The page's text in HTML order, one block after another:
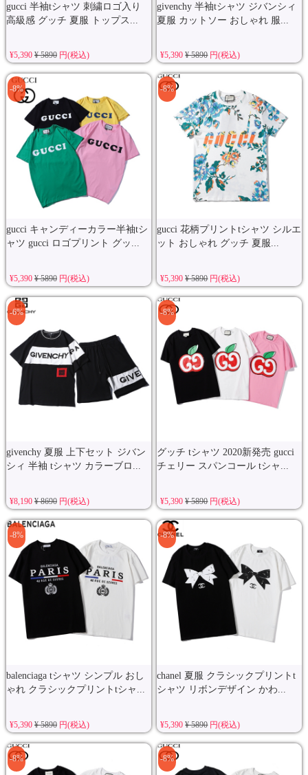
gucci 半袖tシャツ 刺繍ロゴ入り
高級感 グッチ 夏服 トップス...
¥5,390 ¥ 5890円(税込)
givenchy 半袖tシャツ ジバンシィ
夏服 カットソー おしゃれ 服...
¥5,390¥ 5890円(税込)
gucci キャンディーカラー半袖tシ
ャツ gucci ロゴプリント グッ...
-8%
¥5,390 ¥ 5890円(税込)
gucci 花柄プリントtシャツ シルエ
ット おしゃれ グッチ 夏服...
-8%
¥5,390¥ 5890円(税込)
givenchy 夏服 上下セット ジバン
シィ 半袖 tシャツ カラーブロ...
-6%
¥8,190 ¥ 8690円(税込)
グッチ tシャツ 2020新発売 gucci
チェリー スパンコール tシャ...
-8%
¥5,390¥ 5890円(税込)
balenciaga tシャツ シンプル おし
ゃれ クラシックプリントtシャ...
-8%
¥5,390 ¥ 5890円(税込)
chanel 夏服 クラシックプリントt
シャツ リボンデザイン かわ...
-8%
¥5,390¥ 5890円(税込)
-8% -8%